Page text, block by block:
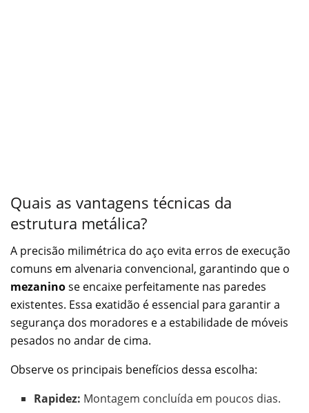
Quais as vantagens técnicas da
estrutura metálica?
A precisão milimétrica do aço evita erros de execução
comuns em alvenaria convencional, garantindo que o
mezaninose encaixe perfeitamente nas paredes
existentes. Essa exatidão é essencial para garantir a
segurança dos moradores e a estabilidade de móveis
pesados no andar de cima.
Observe os principais benefícios dessa escolha:
Rapidez: Montagem concluída em poucos dias.